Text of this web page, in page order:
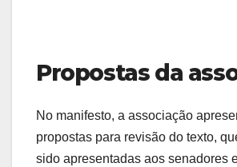
Propostas da
No manifesto, a associação
propostas para revisão do texto,
sido apresentadas aos senadores